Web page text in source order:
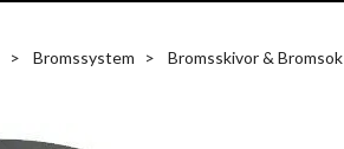
Bromssystem Bromsskivor & Bromsok